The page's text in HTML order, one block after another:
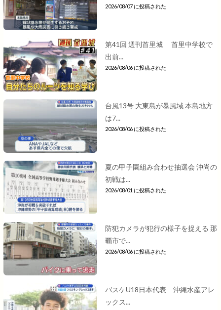
2026/08/07 に投稿された
第41回 週刊首里城 首里中学校で
出前...
2026/08/06 に投稿された
台風13号 大東島が暴風域 本島地方
は7...
2026/08/06 に投稿された
夏の甲子園組み合わせ抽選会 沖尚の
初戦は...
2026/08/01 に投稿された
防犯カメラが犯行の様子を捉える 那
覇市で...
2026/08/06 に投稿された
バスケU18日本代表 沖縄水産アレ
ックス...